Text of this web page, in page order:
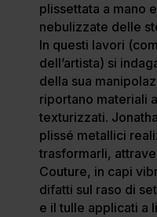
plissettata a mano
nebulizzate delle
In questi lavori
dell’artista) si
della sua
riportano materiali
texturizzati.
plissé metallici
trasformarli,
Couture, in capi
difatti sul raso di
e il tulle applicati a